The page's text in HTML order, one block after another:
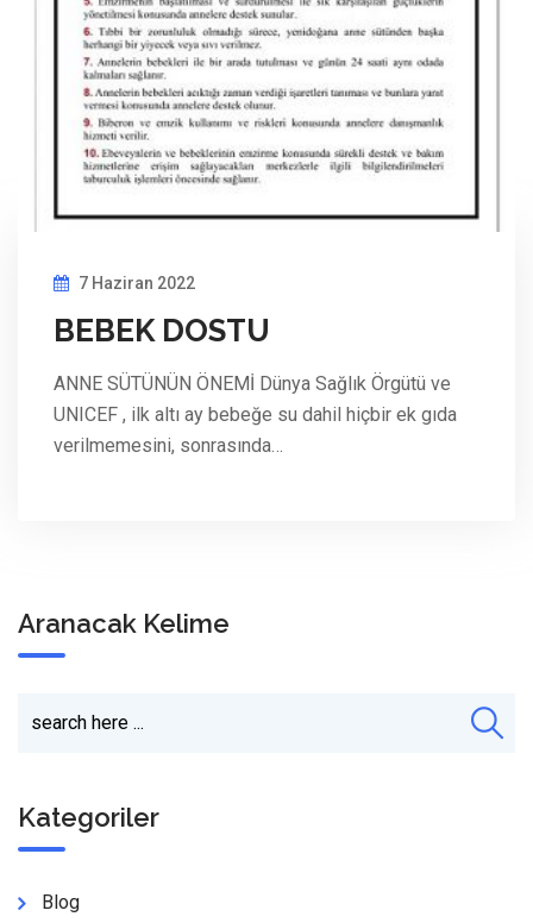
7 Haziran 2022
BEBEK DOSTU
ANNE SÜTÜNÜN ÖNEMİ Dünya Sağlık Örgütü ve
UNICEF , ilk altı ay bebeğe su dahil hiçbir ek gıda
verilmemesini, sonrasında…
Aranacak Kelime
Kategoriler
Blog